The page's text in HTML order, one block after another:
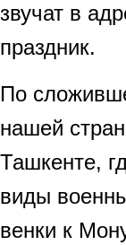
звучат в
праздник.
По
нашей
Ташкенте,
виды
венки к